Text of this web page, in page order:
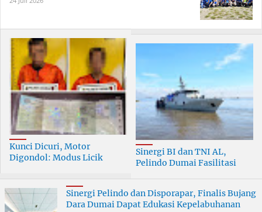
Kunci Dicuri, Motor
Digondol: Modus Licik
Terungkap
Sinergi BI dan TNI AL,
Pelindo Dumai Fasilitasi
Sinergi Pelindo dan Disporapar, Finalis Bujang
Dara Dumai Dapat Edukasi Kepelabuhanan